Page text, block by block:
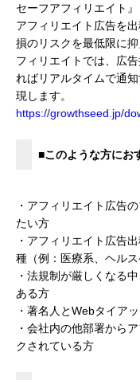
セーフアフィリエイト』
アフィリエイト広告を
損のリスクを最低限に
フィリエイトでは、広
ればリアルタイムで通
現します。
https://growthseed.jp/
■このような方にお
・アフィリエイト広告
たい方
・アフィリエイト広告
種（例：医療系、ヘル
・法規制が厳しくなる
ある方
・著名人とWebタイア
・会社内の他部署から
クされている方